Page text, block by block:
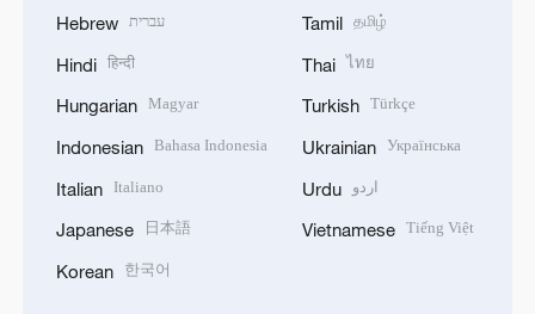
Hebrew עברית
Hindi हिन्दी
Hungarian Magyar
Indonesian Bahasa Indonesia
Italian Italiano
Japanese 日本語
Korean 한국어
Tamil தமிழ்
Thai ไทย
Turkish Türkçe
Ukrainian Українська
Urdu اردو
Vietnamese Tiếng Việt